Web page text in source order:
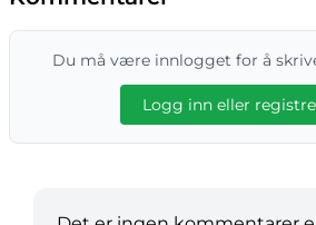
Du må være innlogget for å
Logg inn eller